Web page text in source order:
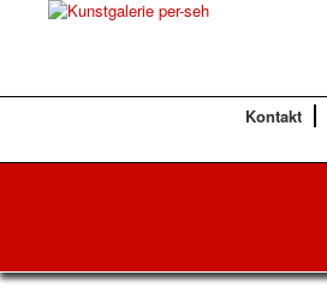
Kontakt